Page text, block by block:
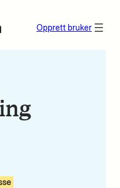
Opprett bruker